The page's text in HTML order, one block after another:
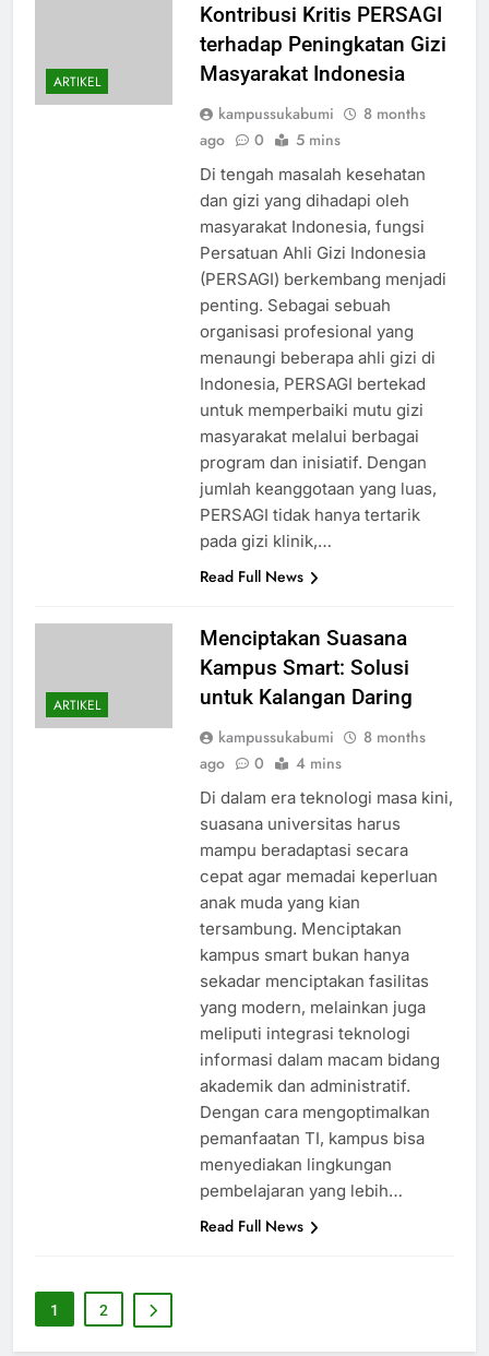
ARTIKEL
Kontribusi Kritis PERSAGI
terhadap Peningkatan Gizi
Masyarakat Indonesia
kampussukabumi
8 months
ago
0 5 mins
Di tengah masalah kesehatan
dan gizi yang dihadapi oleh
masyarakat Indonesia, fungsi
Persatuan Ahli Gizi Indonesia
(PERSAGI) berkembang menjadi
penting. Sebagai sebuah
organisasi profesional yang
menaungi beberapa ahli gizi di
Indonesia, PERSAGI bertekad
untuk memperbaiki mutu gizi
masyarakat melalui berbagai
program dan inisiatif. Dengan
jumlah keanggotaan yang luas,
PERSAGI tidak hanya tertarik
pada gizi klinik,…
Read Full News
ARTIKEL
Menciptakan Suasana
Kampus Smart: Solusi
untuk Kalangan Daring
kampussukabumi
8 months
ago
0 4 mins
Di dalam era teknologi masa kini,
suasana universitas harus
mampu beradaptasi secara
cepat agar memadai keperluan
anak muda yang kian
tersambung. Menciptakan
kampus smart bukan hanya
sekadar menciptakan fasilitas
yang modern, melainkan juga
meliputi integrasi teknologi
informasi dalam macam bidang
akademik dan administratif.
Dengan cara mengoptimalkan
pemanfaatan TI, kampus bisa
menyediakan lingkungan
pembelajaran yang lebih…
Read Full News
1 2